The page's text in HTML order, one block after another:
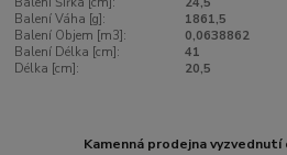
Balení Váha [g]:
1861,5
Balení Objem [m3]:
0,0638862
Balení Délka [cm]:
41
Délka [cm]:
20,5
Kamenná prodejna vyzvednutí